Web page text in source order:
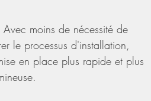
moins de nécessité de
le processus d'installation,
en place plus rapide et plus